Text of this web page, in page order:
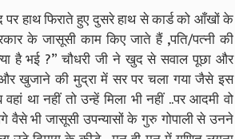
पर हाथ फिराते हुए दुसरे हाथ से कार्ड को आँखों के
के जासूसी काम किए जाते हैं ,पति/पत्नी की
है भई ?” चौधरी जी ने खुद से सवाल पूछा और
खुजाने की मुद्रा में सर पर चला गया जैसे इस
था नहीं तो उन्हें मिला भी नहीं ..पर आदमी वो
भी जासूसी उपन्यासों के गुरु गोपाली से उनने